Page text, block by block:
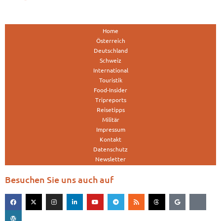
Home
Österreich
Deutschland
Schweiz
International
Touristik
Food-Insider
Tripreports
Reisetipps
Militär
Impressum
Kontakt
Datenschutz
Newsletter
Besuchen Sie uns auch auf